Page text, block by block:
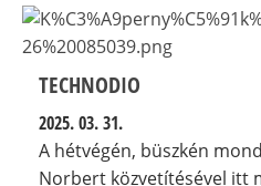
TECHNODIO
2025. 03. 31.
A hétvégén, büszkén
Norbert közvetítésével itt